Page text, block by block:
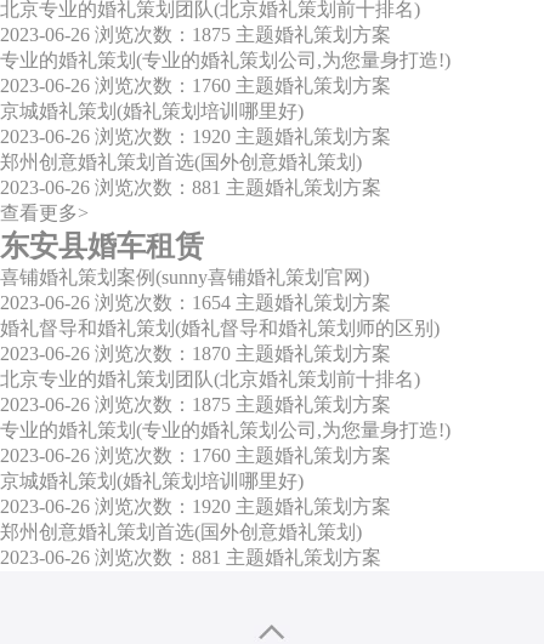
北京专业的婚礼策划团队(北京婚礼策划前十排名)
2023-06-26 浏览次数：1875 主题婚礼策划方案
专业的婚礼策划(专业的婚礼策划公司,为您量身打造!)
2023-06-26 浏览次数：1760 主题婚礼策划方案
京城婚礼策划(婚礼策划培训哪里好)
2023-06-26 浏览次数：1920 主题婚礼策划方案
郑州创意婚礼策划首选(国外创意婚礼策划)
2023-06-26 浏览次数：881 主题婚礼策划方案
查看更多>
东安县婚车租赁
喜铺婚礼策划案例(sunny喜铺婚礼策划官网)
2023-06-26 浏览次数：1654 主题婚礼策划方案
婚礼督导和婚礼策划(婚礼督导和婚礼策划师的区别)
2023-06-26 浏览次数：1870 主题婚礼策划方案
北京专业的婚礼策划团队(北京婚礼策划前十排名)
2023-06-26 浏览次数：1875 主题婚礼策划方案
专业的婚礼策划(专业的婚礼策划公司,为您量身打造!)
2023-06-26 浏览次数：1760 主题婚礼策划方案
京城婚礼策划(婚礼策划培训哪里好)
2023-06-26 浏览次数：1920 主题婚礼策划方案
郑州创意婚礼策划首选(国外创意婚礼策划)
2023-06-26 浏览次数：881 主题婚礼策划方案